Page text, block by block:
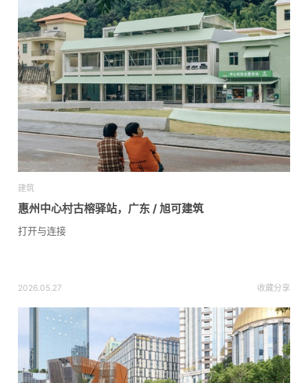
建筑
惠州中心村古榕驿站，广东 / 旭可建筑
打开与连接
2026.05.27 收藏分享